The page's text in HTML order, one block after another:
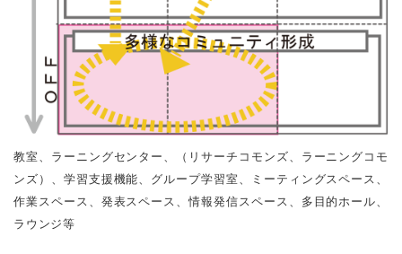
教室、ラーニングセンター、（リサーチコモンズ、ラーニングコモ
ンズ）、学習支援機能、グループ学習室、ミーティングスペース、
作業スペース、発表スペース、情報発信スペース、多目的ホール、
ラウンジ等